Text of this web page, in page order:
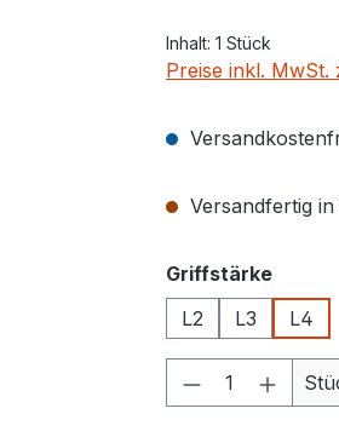
Inhalt: 1 Stück
Preise inkl. MwSt.
Versandfertig
Griffstärke
L2
L3 L4
Produkt